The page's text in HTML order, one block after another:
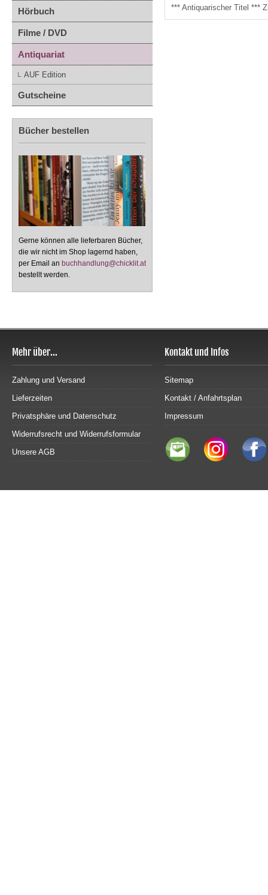
Hörbuch
Filme / DVD
Antiquariat
AUF Edition
Gutscheine
Bücher bestellen
Gerne können alle lieferbaren Bücher,
die wir nicht im Shop lagernd haben,
per Email an buchhandlung@chicklit.at
bestellt werden.
*** Antiquarischer Titel ***
Mehr über...
Zahlung und Versand
Lieferzeiten
Privatsphäre und Datenschutz
Widerrufsrecht und Widerrufsformular
Unsere AGB
Kontakt und Infos
Sitemap
Kontakt / Anfahrtsplan
Impressum